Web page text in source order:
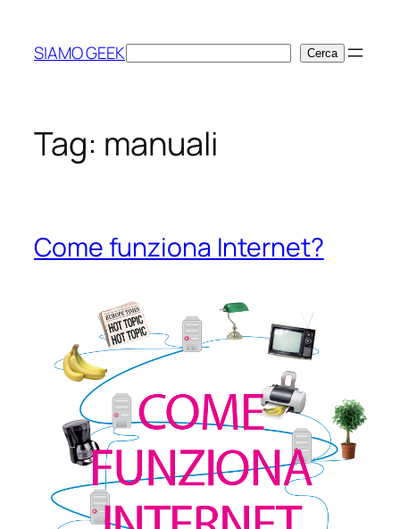
contenuto
SIAMO GEEKCerca Cerca
Tag: manuali
Come funziona Internet?